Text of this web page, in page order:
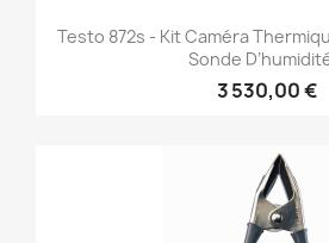
Testo 872s - Kit Caméra
Sonde
3 530,00 €